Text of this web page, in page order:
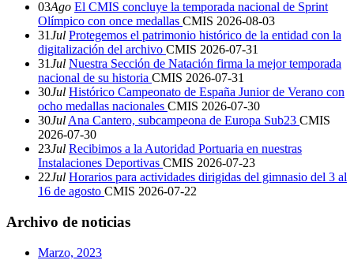
03Ago El CMIS concluye la temporada nacional de Sprint
Olímpico con once medallas CMIS 2026-08-03
31Jul Protegemos el patrimonio histórico de la entidad con la
digitalización del archivo CMIS 2026-07-31
31Jul Nuestra Sección de Natación firma la mejor temporada
nacional de su historia CMIS 2026-07-31
30Jul Histórico Campeonato de España Junior de Verano con
ocho medallas nacionales CMIS 2026-07-30
30Jul Ana Cantero, subcampeona de Europa Sub23 CMIS
2026-07-30
23Jul Recibimos a la Autoridad Portuaria en nuestras
Instalaciones Deportivas CMIS 2026-07-23
22Jul Horarios para actividades dirigidas del gimnasio del 3 al
16 de agosto CMIS 2026-07-22
Archivo de noticias
Marzo, 2023